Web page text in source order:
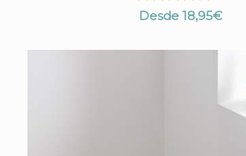
Desde 18,95€